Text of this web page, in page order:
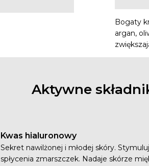
Bogaty
argan,
Aktywne
Kwas hialuronowy
Sekret nawilżonej i młodej skóry.
spłycenia zmarszczek. Nadaje skórze